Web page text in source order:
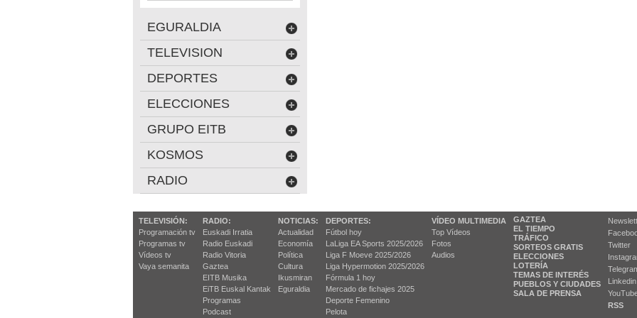
EGURALDIA
TELEVISION
DEPORTES
ELECCIONES
GRUPO EITB
KOSMOS
RADIO
TELEVISIÓN:
Programación tv
Programas tv
Vídeos tv
Vaya semanita
RADIO:
Euskadi Irratia
Radio Euskadi
Radio Vitoria
Gaztea
EITB Musika
EiTB Euskal Kantak
Programas
Podcast
NOTICIAS:
Actualidad
Economía
Política
Cultura
Ikusmiran
Eguraldia
DEPORTES:
Fútbol hoy
LaLiga EA Sports 2025/2026
Liga F Moeve 2025/2026
Liga Hypermotion 2025/2026
Fórmula 1 hoy
Mercado de fichajes 2025
Deporte Femenino
Pelota
VÍDEO MULTIMEDIA
Top Vídeos
Fotos
Audios
GAZTEA
EL TIEMPO
TRÁFICO
SORTEOS GRATIS
ELECCIONES
LOTERÍA
TEMAS DE INTERÉS
PUEBLOS Y CIUDADES
SALA DE PRENSA
Twitter
Linkedin
RSS